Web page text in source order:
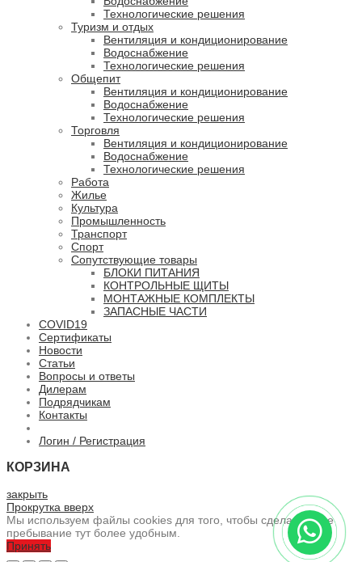
Технологические решения
Туризм и отдых
Вентиляция и кондиционирование
Водоснабжение
Технологические решения
Общепит
Вентиляция и кондиционирование
Водоснабжение
Технологические решения
Торговля
Вентиляция и кондиционирование
Водоснабжение
Технологические решения
Работа
Жилье
Культура
Промышленность
Транспорт
Спорт
Сопутствующие товары
БЛОКИ ПИТАНИЯ
КОНТРОЛЬНЫЕ ЩИТЫ
МОНТАЖНЫЕ КОМПЛЕКТЫ
ЗАПАСНЫЕ ЧАСТИ
COVID19
Сертификаты
Новости
Статьи
Вопросы и ответы
Дилерам
Подрядчикам
Контакты
Логин / Регистрация
КОРЗИНА
закрыть
Прокрутка вверх
Мы используем файлы cookies для того, чтобы сделать ваше
пребывание тут более удобным.
Принять